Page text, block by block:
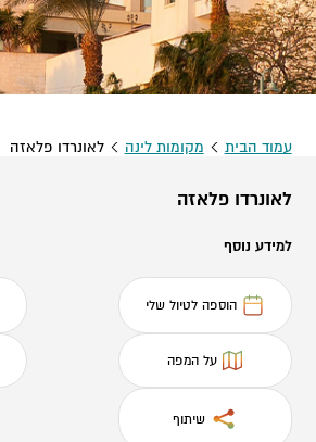
עמוד הבית מקומות לינה לאונרדו פלאזה
לאונרדו פלאזה
למידע נוסף
הוספה לטיול שלי
על המפה
שיתוף